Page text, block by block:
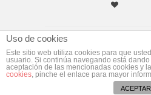
© ebym. Todos los
Legal
Desarrollado por
Uso de cookies
Este sitio web utiliza cookies para que
usuario. Si continúa navegando está
aceptación de las mencionadas cookies y
cookies, pinche el enlace para mayor
ACEPTAR